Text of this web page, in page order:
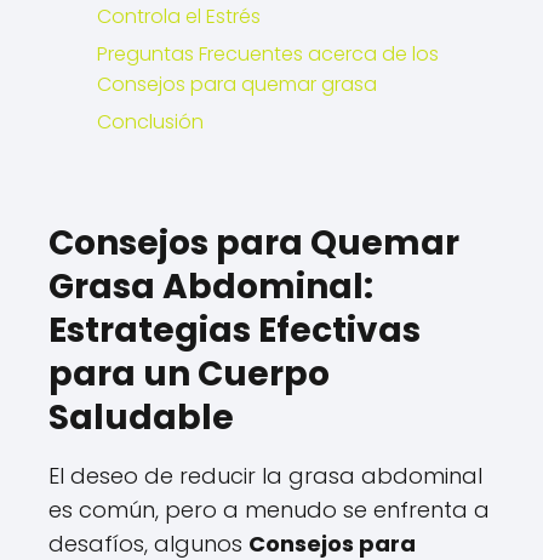
Controla el Estrés
Preguntas Frecuentes acerca de los
Consejos para quemar grasa
Conclusión
Consejos para Quemar
Grasa Abdominal:
Estrategias Efectivas
para un Cuerpo
Saludable
El deseo de reducir la grasa abdominal
es común, pero a menudo se enfrenta a
desafíos, algunos Consejos para